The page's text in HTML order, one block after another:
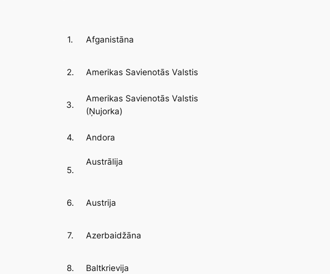
1. Afganistāna
2. Amerikas Savienotās Valstis
3.
Amerikas Savienotās Valstis
(Ņujorka)
4. Andora
5.
Austrālija
6. Austrija
7. Azerbaidžāna
8. Baltkrievija